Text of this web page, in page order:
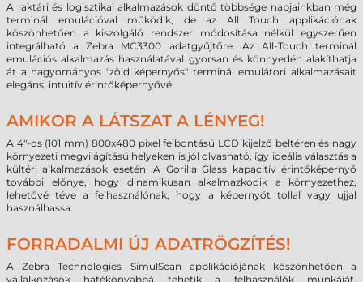
A raktári és logisztikai alkalmazások döntő többsége napjainkban még
terminál emulációval működik, de az All Touch applikációnak
köszönhetően a kiszolgáló rendszer módosítása nélkül egyszerűen
integrálható a Zebra MC3300 adatgyűjtőre. Az All-Touch terminál
emulációs alkalmazás használatával gyorsan és könnyedén alakíthatja
át a hagyományos "zöld képernyős" terminál emulátori alkalmazásait
elegáns, intuitív érintőképernyővé.
AMIKOR A LÁTSZAT A LÉNYEG!
A 4"-os (101 mm) 800x480 pixel felbontású LCD kijelző beltéren és nagy
környezeti megvilágítású helyeken is jól olvasható, így ideális választás a
kültéri alkalmazások esetén! A Gorilla Glass kapacitív érintőképernyő
további előnye, hogy dinamikusan alkalmazkodik a környezethez,
lehetővé téve a felhasználónak, hogy a képernyőt tollal vagy ujjal
használhassa.
FORRADALMI ÚJ ADATRÖGZÍTÉS!
A Zebra Technologies SimulScan applikációjának köszönhetően a
vállalkozások hatékonyabbá tehetik a felhasználók munkáját,